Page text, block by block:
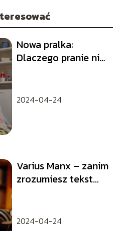
Nowa pralka:
Dlaczego pranie nie
problemu
2024-04-24
Varius Manx – zanim
zrozumiesz tekst
2024-04-24